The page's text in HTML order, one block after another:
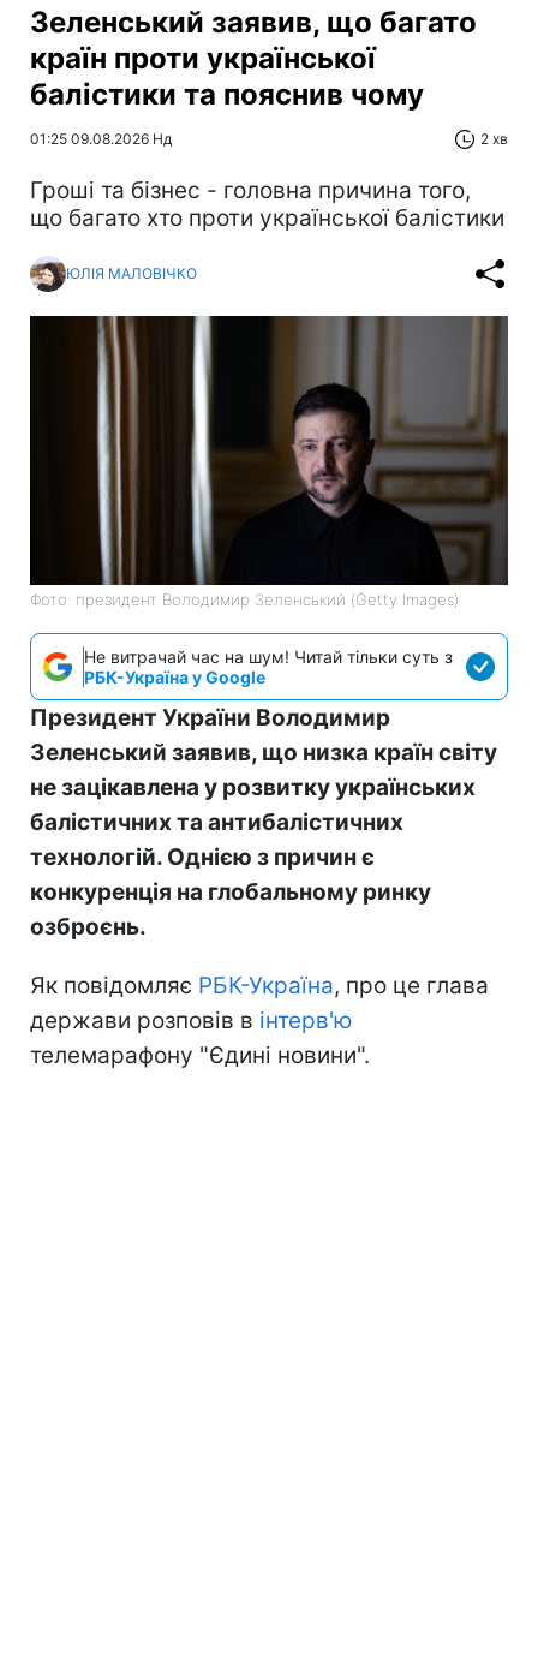
Зеленський заявив, що багато
країн проти української
балістики та пояснив чому
01:25 09.08.2026 Нд 2 хв
Гроші та бізнес - головна причина того,
що багато хто проти української балістики
ЮЛІЯ МАЛОВІЧКО
Фото: президент Володимир Зеленський (Getty Images)
Не витрачай час на шум! Читай тільки суть з
РБК-Україна у Google
Президент України Володимир
Зеленський заявив, що низка країн світу
не зацікавлена у розвитку українських
балістичних та антибалістичних
технологій. Однією з причин є
конкуренція на глобальному ринку
озброєнь.
Як повідомляє РБК-Україна, про це глава
держави розповів в інтерв'ю
телемарафону "Єдині новини".